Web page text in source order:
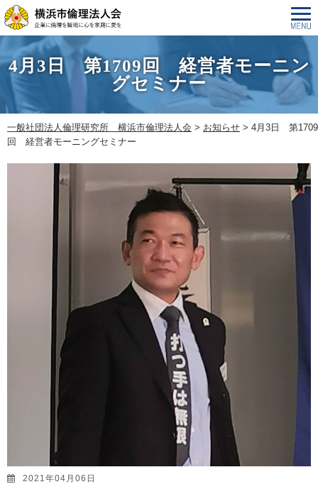
4月3日 第1709回 経営者モーニン
グセミナー
一般社団法人倫理研究所 横浜市倫理法人会 > お知らせ > 4月3日 第1709
回 経営者モーニングセミナー
2021年04月06日